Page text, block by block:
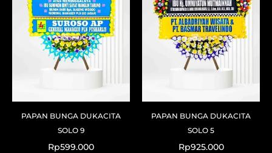
PAPAN BUNGA DUKACITA
SOLO 9
Rp599.000
PAPAN BUNGA DUKACITA
SOLO 5
Rp925.000